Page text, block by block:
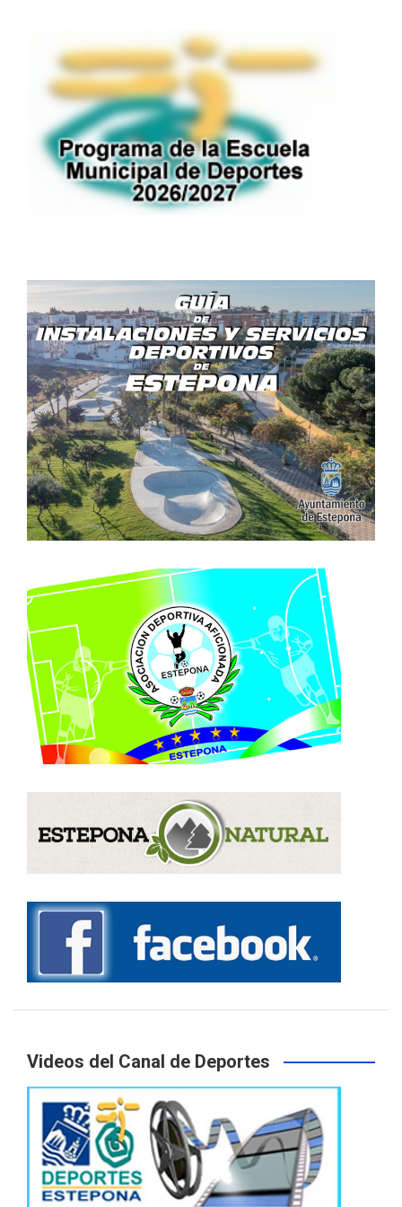
Videos del Canal de Deportes